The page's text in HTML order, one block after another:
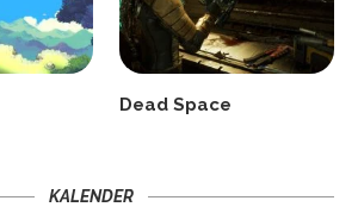
Dead Space
KALENDER